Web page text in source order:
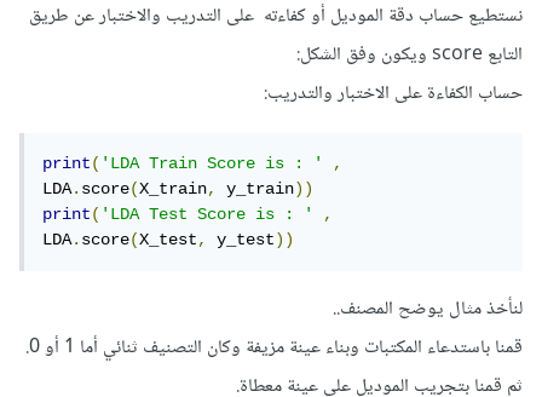
نستطيع حساب دقة الموديل أو كفاءته على التدريب والاختبار عن طريق
التابع score ويكون وفق الشكل:
حساب الكفاءة على الاختبار والتدريب:
print('LDA Train Score is : '
,
LDA.score(X_train, y_train))
print('LDA Test Score is : '
,
LDA.score(X_test, y_test))
لنأخذ مثال يوضح المصنف..
قمنا باستدعاء المكتبات وبناء عينة مزيفة وكان التصنيف ثنائي أما 1 أو 0.
ثم قمنا بتجريب الموديل على عينة معطاة.